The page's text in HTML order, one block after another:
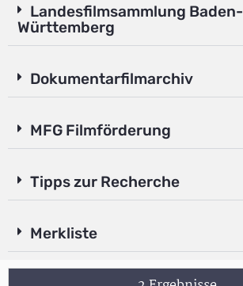
Landesfilmsammlung Baden-
Württemberg
Dokumentarfilmarchiv
MFG Filmförderung
Tipps zur Recherche
Merkliste